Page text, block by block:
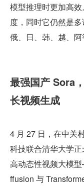
模型推理时更加高
度，同时它仍然是多
俄、日、韩、越、阿
最强国产 Sora
长视频生成
4 月 27 日，在中关
科技联合清华大学正
高动态性视频大模
ffusion 与